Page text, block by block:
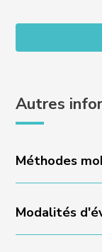
Autres
Méthodes
Animation
activité
Modalités